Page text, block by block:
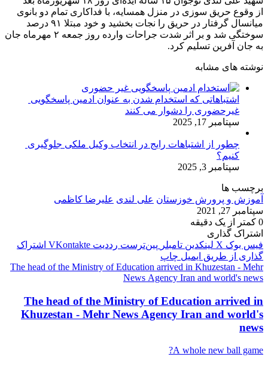
به جان آفرین تسلیم کرد.
نوشته های مشابه
غیرحضوری را دشوار می کنند
سپتامبر 17, 2025
کنیم؟
سپتامبر 3, 2025
برچسب ها
آموزش و پرورش خوزستان علی لندی علیرضا کاظمی
سپتامبر 27, 2021
0 کمتر از یک دقیقه
اشتراک گذاری
فیس بوک X لینکدین ‫تامبلر ‫پین‌ترست ‫رددیت ‫VKontakte اشتراک
گذاری از طریق ایمیل چاپ
The head of the Ministry of Education arrived in Khuzestan - Mehr
News Agency Iran and world's news
The head of the Ministry of Education arrived in
Khuzestan - Mehr News Agency Iran and world's
news
A whole new ball game?